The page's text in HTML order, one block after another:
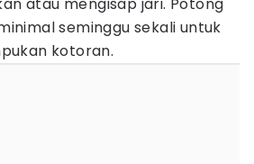
seminggu sekali untuk
kotoran.